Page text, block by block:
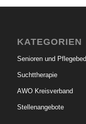
KATEGORIEN
Senioren und
Suchttherapie
AWO Kreisverband
Stellenangebote